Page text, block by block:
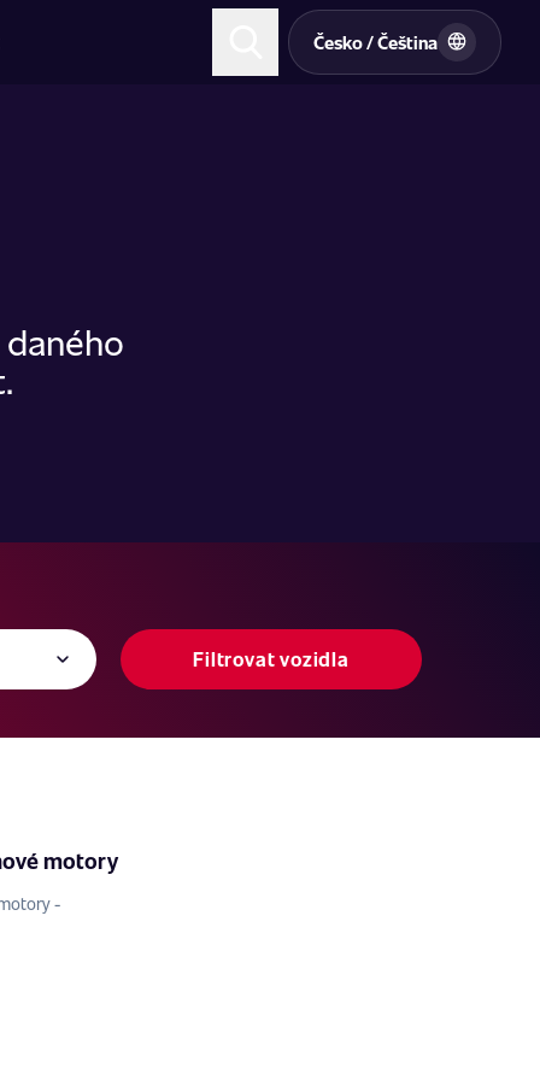
Česko / Čeština
Filtrovat vozidla
motory
-